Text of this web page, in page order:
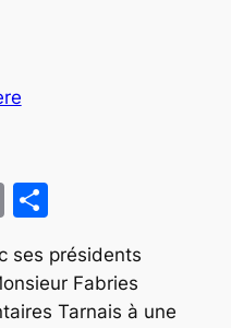
EmailPartager
ses présidents
Fabries
Tarnais à une